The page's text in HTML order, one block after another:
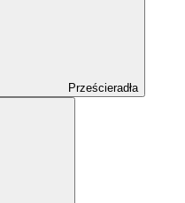
Prześcieradła